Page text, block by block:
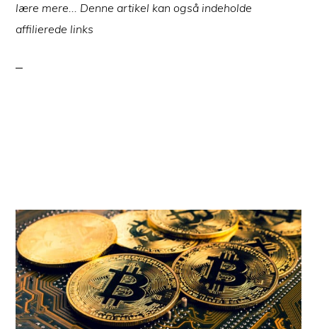
lære mere... Denne artikel kan også indeholde
affilierede links